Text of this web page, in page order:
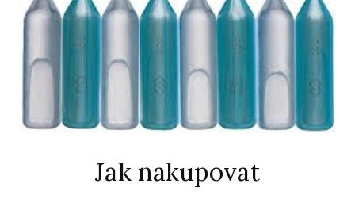
Jak nakupovat